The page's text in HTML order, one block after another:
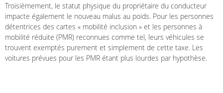
Troisièmement, le statut physique du propriétaire du conducteur
impacte également le nouveau malus au poids. Pour les personnes
détentrices des cartes « mobilité inclusion » et les personnes à
mobilité réduite (PMR) reconnues comme tel, leurs véhicules se
trouvent exemptés purement et simplement de cette taxe. Les
voitures prévues pour les PMR étant plus lourdes par hypothèse.